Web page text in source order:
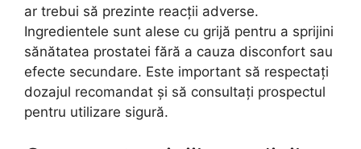
ar trebui să prezinte reacții adverse.
Ingredientele sunt alese cu grijă pentru a sprijini
sănătatea prostatei fără a cauza disconfort sau
efecte secundare. Este important să respectați
dozajul recomandat și să consultați prospectul
pentru utilizare sigură.